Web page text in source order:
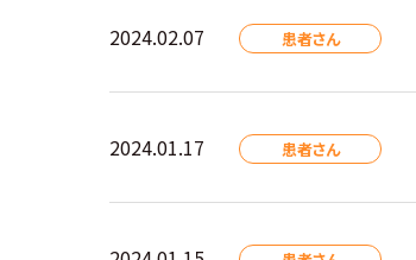
2024.02.07 患者さん
2024.01.17 患者さん